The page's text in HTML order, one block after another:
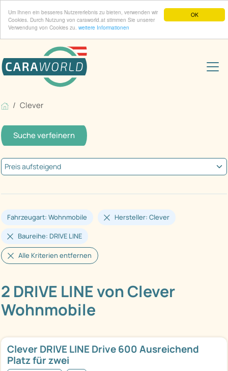
OK
Um Ihnen ein besseres Nutzererlebnis zu bieten, verwenden wir
Cookies. Durch Nutzung von caraworld.at stimmen Sie unserer
Verwendung von Cookies zu. weitere Informationen
Clever
Suche verfeinern
Fahrzeugart: Wohnmobile Hersteller: Clever
Baureihe: DRIVE LINE
Alle Kriterien entfernen
2 DRIVE LINE von Clever
Wohnmobile
Clever DRIVE LINE Drive 600 Ausreichend
Platz für zwei